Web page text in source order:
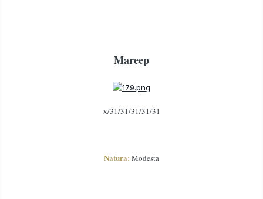
Mareep
x/31/31/31/31/31
Natura: Modesta